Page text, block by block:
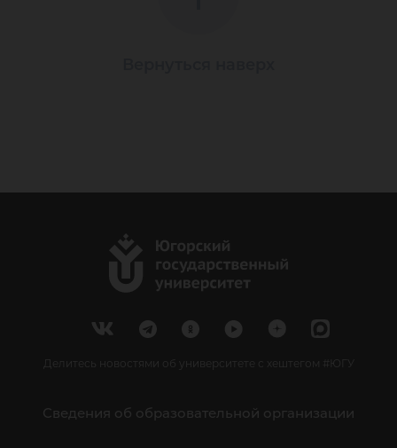
Делитесь новостями об университете с хештегом #ЮГУ
Сведения об образовательной организации